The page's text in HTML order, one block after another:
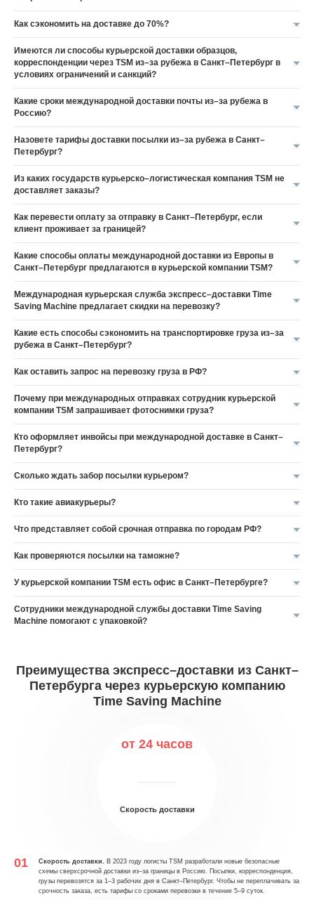
Как сэкономить на доставке до 70%?
Имеются ли способы курьерской доставки образцов,
корреспонденции через TSM из–за рубежа в Санкт–Петербург в
условиях ограничений и санкций?
Какие сроки международной доставки почты из–за рубежа в
Россию?
Назовете тарифы доставки посылки из–за рубежа в Санкт–
Петербург?
Из каких государств курьерско–логистическая компания TSM не
доставляет заказы?
Как перевести оплату за отправку в Санкт–Петербург, если
клиент проживает за границей?
Какие способы оплаты международной доставки из Европы в
Санкт–Петербург предлагаются в курьерской компании TSM?
Международная курьерская служба экспресс–доставки Time
Saving Machine предлагает скидки на перевозку?
Какие есть способы сэкономить на транспортировке груза из–за
рубежа в Санкт–Петербург?
Как оставить запрос на перевозку груза в РФ?
Почему при международных отправках сотрудник курьерской
компании TSM запрашивает фотоснимки груза?
Кто оформляет инвойсы при международной доставке в Санкт–
Петербург?
Сколько ждать забор посылки курьером?
Кто такие авиакурьеры?
Что представляет собой срочная отправка по городам РФ?
Как проверяются посылки на таможне?
У курьерской компании TSM есть офис в Санкт–Петербурге?
Сотрудники международной службы доставки Time Saving
Machine помогают с упаковкой?
Преимущества экспресс–доставки из Санкт–
Петербурга через курьерскую компанию
Time Saving Machine
от 24 часов
Скорость доставки
Скорость доставки. В 2023 году логисты TSM разработали новые безопасные
схемы сверхсрочной доставки из–за границы в Россию. Посылки, корреспонденция,
грузы перевозятся за 1–3 рабочих дня в Санкт–Петербург. Чтобы не переплачивать за
срочность заказа, есть тарифы со сроками перевозки в течение 5–9 суток.